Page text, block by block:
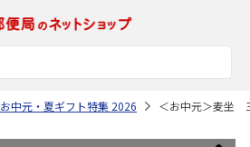
お中元・夏ギフト特集 2026 ＜お中元＞麦坐